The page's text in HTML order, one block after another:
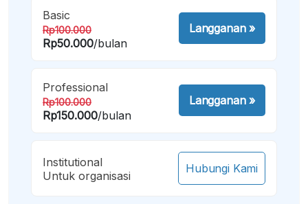
Basic
Rp100.000
Rp50.000/bulan
Langganan»
Professional
Rp100.000
Rp150.000/bulan
Langganan»
Institutional
Untuk organisasi
Hubungi Kami